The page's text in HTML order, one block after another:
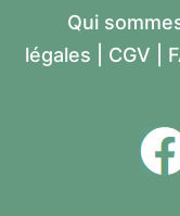
Qui
légales
CGV